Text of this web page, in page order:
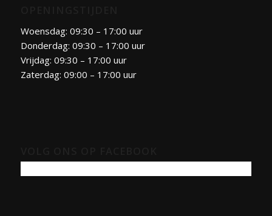
Woensdag: 09:30 – 17:00 uur
Donderdag: 09:30 – 17:00 uur
Vrijdag: 09:30 – 17:00 uur
Zaterdag: 09:00 – 17:00 uur